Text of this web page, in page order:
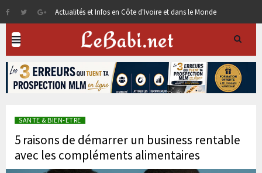
Actualités et Infos en Côte d'Ivoire et dans le Monde
SANTE & BIEN-ETRE
5 raisons de démarrer un business rentable
avec les compléments alimentaires